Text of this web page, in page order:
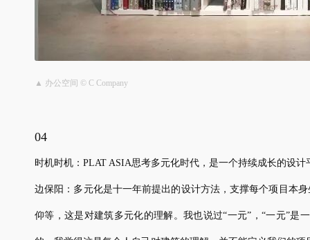
▲ 办公空间 © C Company
04
时机时机：PLAT ASIA思考多元化时代，是一个持续成长的设
边保阳：多元化是十一年前提出的设计方法，支撑每个项目本
仰等，这是对建筑多元化的理解。我也说过“一元”，“一元”